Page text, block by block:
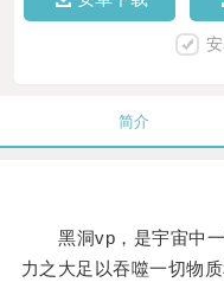
简介
黑洞vp，是宇宙中一
力之大足以吞噬一切物质